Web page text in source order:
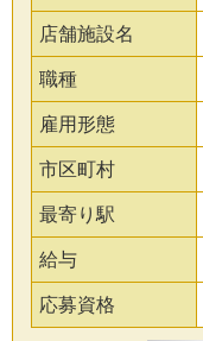
店舗施設名
職種
雇用形態
市区町村
最寄り駅
給与
応募資格